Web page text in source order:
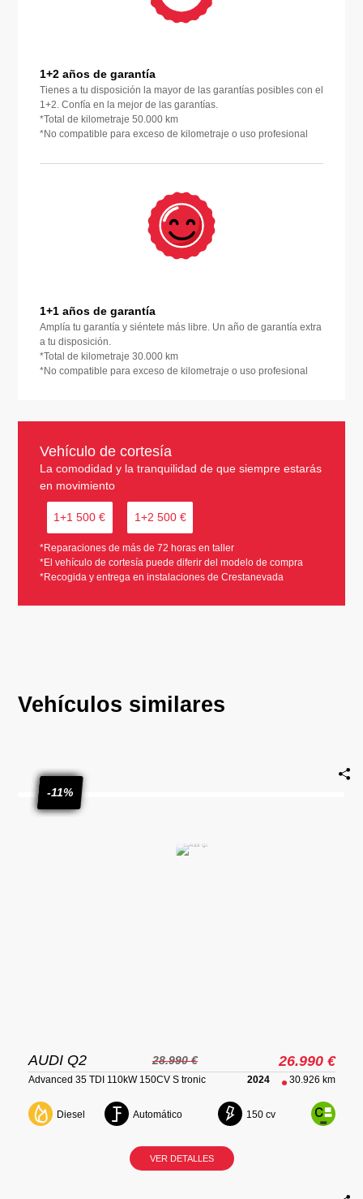
1+2 años de garantía
Tienes a tu disposición la mayor de las garantías posibles con el
1+2. Confía en la mejor de las garantías.
*Total de kilometraje 50.000 km
*No compatible para exceso de kilometraje o uso profesional
1+1 años de garantía
Amplía tu garantía y siéntete más libre. Un año de garantía extra
a tu disposición.
*Total de kilometraje 30.000 km
*No compatible para exceso de kilometraje o uso profesional
Vehículo de cortesía
La comodidad y la tranquilidad de que siempre estarás
en movimiento
1+1 500 € 1+2 500 €
*Reparaciones de más de 72 horas en taller
*El vehículo de cortesía puede diferir del modelo de compra
*Recogida y entrega en instalaciones de Crestanevada
Vehículos similares
-7%
AUDI Q2 28.990 € 26.990 €
Advanced 35 TDI 110kW 150CV S tronic 2024 30.926 km
Diesel Automático 150 cv
VER DETALLES
-7%
-9%
-12%
-8%
-11%